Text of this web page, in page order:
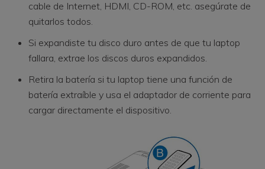
cable de Internet, HDMI, CD-ROM, etc. asegúrate de
quitarlos todos.
Si expandiste tu disco duro antes de que tu laptop
fallara, extrae los discos duros expandidos.
Retira la batería si tu laptop tiene una función de
batería extraíble y usa el adaptador de corriente para
cargar directamente el dispositivo.